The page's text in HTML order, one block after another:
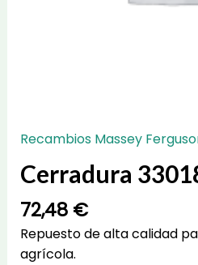
Recambios Massey
Cerradura
72,48 €
Repuesto de alta calidad
agrícola.